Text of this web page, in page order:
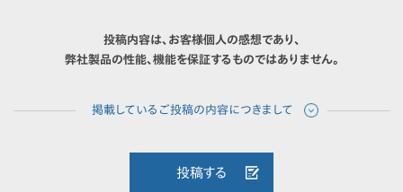
投稿内容は、お客様個人の感想であり、
弊社製品の性能、機能を保証するものではありません。
投稿する